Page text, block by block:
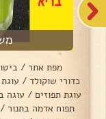
מפת אתר /
כדורי שוקולד /
עוגת תפוזים / עוגה
תפוח אדמה בתנור /